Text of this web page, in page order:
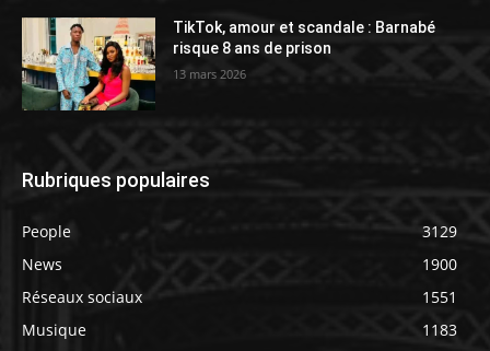
TikTok, amour et scandale : Barnabé
risque 8 ans de prison
13 mars 2026
Rubriques populaires
People
3129
News
1900
Réseaux sociaux
1551
Musique
1183